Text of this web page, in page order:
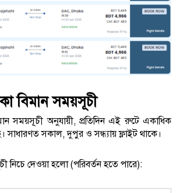
বিমান সময়সূচী
সময়সূচী অনুযায়ী, প্রতিদিন এই রুটে একাধিক
সাধারণত সকাল, দুপুর ও সন্ধ্যায় ফ্লাইট থাকে।
নিচে দেওয়া হলো (পরিবর্তন হতে পারে):